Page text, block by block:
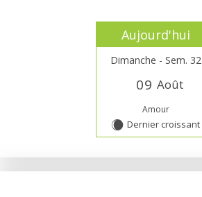
Aujourd'hui
Dimanche - Sem. 32
09 Août
Amour
X Dernier croissant